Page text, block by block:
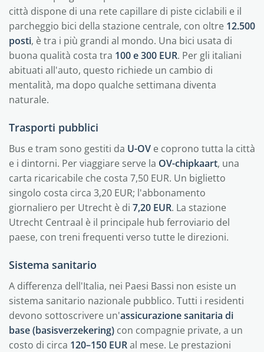
città dispone di una rete capillare di piste ciclabili e il
parcheggio bici della stazione centrale, con oltre 12.500
posti, è tra i più grandi al mondo. Una bici usata di
buona qualità costa tra 100 e 300 EUR. Per gli italiani
abituati all'auto, questo richiede un cambio di
mentalità, ma dopo qualche settimana diventa
naturale.
Trasporti pubblici
Bus e tram sono gestiti da U-OV e coprono tutta la città
e i dintorni. Per viaggiare serve la OV-chipkaart, una
carta ricaricabile che costa 7,50 EUR. Un biglietto
singolo costa circa 3,20 EUR; l'abbonamento
giornaliero per Utrecht è di 7,20 EUR. La stazione
Utrecht Centraal è il principale hub ferroviario del
paese, con treni frequenti verso tutte le direzioni.
Sistema sanitario
A differenza dell'Italia, nei Paesi Bassi non esiste un
sistema sanitario nazionale pubblico. Tutti i residenti
devono sottoscrivere un'assicurazione sanitaria di
base (basisverzekering) con compagnie private, a un
costo di circa 120–150 EURal mese. Le prestazioni